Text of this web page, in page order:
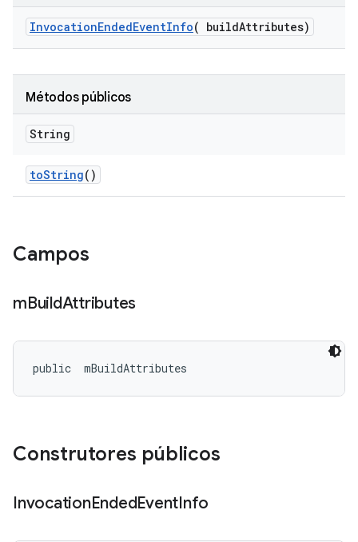
InvocationEndedEventInfo( buildAttributes)
Métodos públicos
String
toString()
Campos
mBuildAttributes
public mBuildAttributes
Construtores públicos
InvocationEndedEventInfo